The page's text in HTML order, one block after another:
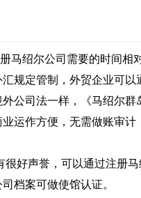
马绍尔公司需要的时间相
规定管制，外贸企业可
公司法一样，《马绍尔
运作方便，无需做账审
很好声誉，可以通过注册
档案可做使馆认证。